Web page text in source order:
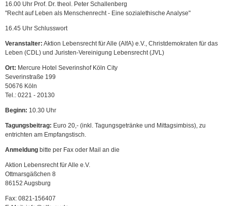
16.00 Uhr Prof. Dr. theol. Peter Schallenberg
"Recht auf Leben als Menschenrecht - Eine sozialethische Analyse"
16.45 Uhr Schlusswort
Veranstalter: Aktion Lebensrecht für Alle (AlfA) e.V., Christdemokraten für das
Leben (CDL) und Juristen-Vereinigung Lebensrecht (JVL)
Ort: Mercure Hotel Severinshof Köln City
Severinstraße 199
50676 Köln
Tel.: 0221 - 20130
Beginn: 10.30 Uhr
Tagungsbeitrag: Euro 20,- (inkl. Tagungsgetränke und Mittagsimbiss), zu
entrichten am Empfangstisch.
Anmeldung bitte per Fax oder Mail an die
Aktion Lebensrecht für Alle e.V.
Ottmarsgäßchen 8
86152 Augsburg
Fax: 0821-156407